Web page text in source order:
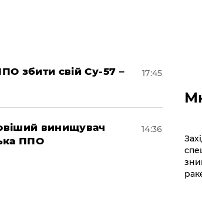
збити свій Су-57 –
17:45
винищувач
ППО
14:36